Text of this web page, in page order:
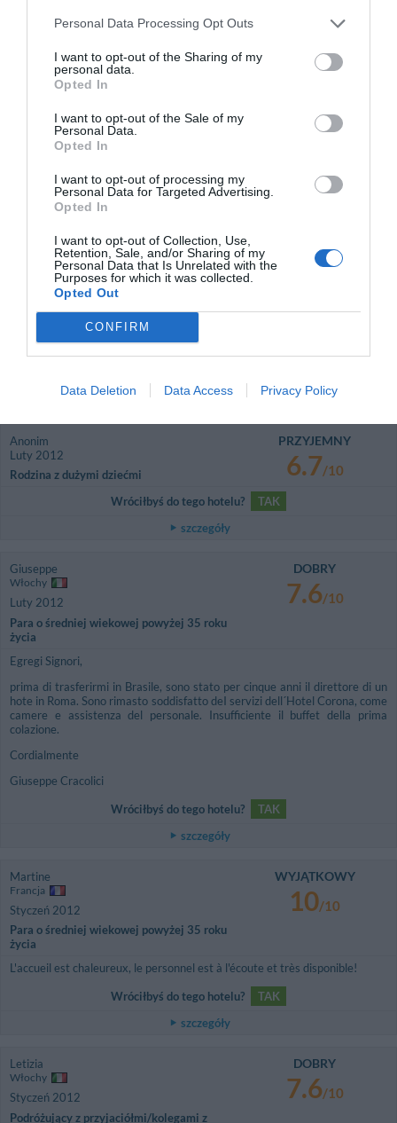
Personal Data Processing Opt Outs
I want to opt-out of the Sharing of my
personal data.
Opted In
I want to opt-out of the Sale of my
Personal Data.
Opted In
I want to opt-out of processing my
Personal Data for Targeted Advertising.
Opted In
I want to opt-out of Collection, Use,
Retention, Sale, and/or Sharing of my
Personal Data that Is Unrelated with the
Purposes for which it was collected.
Opted Out
CONFIRM
Data Deletion Data Access Privacy Policy
muy agradable, por el lugar y por los productos que ofrecen.
Wróciłbyś do tego hotelu?
Czerwiec 2012
służbowych
ZNAKOMITY
9.3
szczegóły
Maj 2012
Para o średniej wiekowej powyżej 35 roku
/10
Anonim
Luty 2012
Rodzina z dużymi dziećmi
PRZYJEMNY
6.7/10
Wróciłbyś do tego hotelu?
TAK
szczegóły
Giuseppe
Włochy
Luty 2012
Para o średniej wiekowej powyżej 35 roku
życia
DOBRY
7.6/10
Egregi Signori,
prima di trasferirmi in Brasile, sono stato per cinque anni il direttore di un
hote in Roma. Sono rimasto soddisfatto deI servizi dell´Hotel Corona, come
camere e assistenza del personale. Insufficiente il buffet della prima
colazione.
Cordialmente
Giuseppe Cracolici
Wróciłbyś do tego hotelu?
TAK
szczegóły
Martine
Francja
Styczeń 2012
Para o średniej wiekowej powyżej 35 roku
życia
WYJĄTKOWY
10/10
L'accueil est chaleureux, le personnel est à l'écoute et très disponible!
Wróciłbyś do tego hotelu?
TAK
szczegóły
Letizia
Włochy
Styczeń 2012
Podróżujący z przyjaciółmi/kolegami z
DOBRY
7.6/10